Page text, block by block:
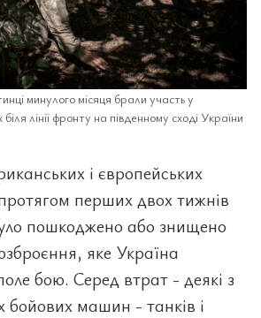
минулого місяця брали участь у
лінії фронту на південному сході України
і європейських
перших двох тижнів
пошкоджено або знищено
яке Україна
бою. Серед втрат - деякі з
бойових машин - танків і